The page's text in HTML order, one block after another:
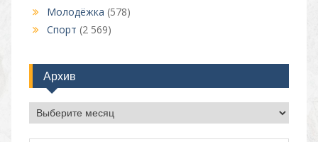
Молодёжка (578)
Спорт (2 569)
Архив
Архив